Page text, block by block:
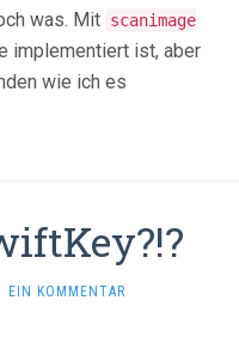
was. Mit scanimage
implementiert ist, aber
wie ich es
EIN KOMMENTAR